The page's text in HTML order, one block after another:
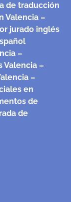
de traducción
Valencia –
jurado inglés
–
Valencia –
–
en
de
de